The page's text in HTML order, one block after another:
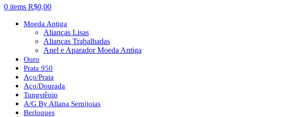
0 items R$0,00
Moeda Antiga
Alianças Lisas
Alianças Trabalhadas
Anel e Aparador Moeda Antiga
Ouro
Prata 950
Aço/Prata
Aço/Dourada
Tungstênio
A/G By Allana Semijoias
Berloques